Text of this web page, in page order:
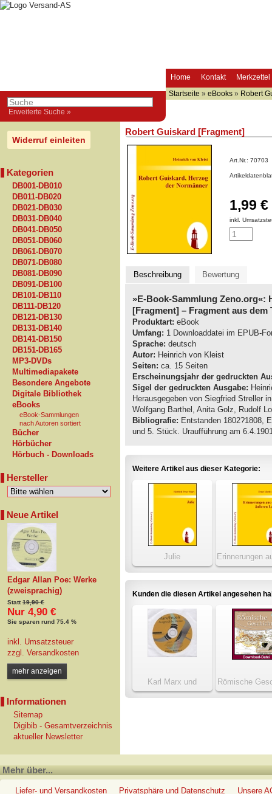
Home Kontakt Merkzettel
Erweiterte Suche »
Startseite » eBooks » Robert
Widerruf einleiten
Kategorien
DB001-DB010
DB011-DB020
DB021-DB030
DB031-DB040
DB041-DB050
DB051-DB060
DB061-DB070
DB071-DB080
DB081-DB090
DB091-DB100
DB101-DB110
DB111-DB120
DB121-DB130
DB131-DB140
DB141-DB150
DB151-DB165
MP3-DVDs
Multimediapakete
Besondere Angebote
Digitale Bibliothek
eBooks
eBook-Sammlungen
nach Autoren sortiert
Bücher
Hörbücher
Hörbuch - Downloads
Hersteller
Neue Artikel
Edgar Allan Poe: Werke
(zweisprachig)
Statt19,90 €
Nur 4,90 €
Sie sparen rund 75.4 %
inkl. Umsatzsteuer
zzgl. Versandkosten
mehr anzeigen
Informationen
Sitemap
Digibib - Gesamtverzeichnis
aktueller Newsletter
Robert Guiskard [Fragment]
Art.Nr.: 70703
1,99 €
inkl.
Beschreibung Bewertung
»E-Book-Sammlung Zeno.org«:
[Fragment] – Fragment aus dem
Produktart: eBook
Umfang: 1 Downloaddatei im EPUB-
Sprache: deutsch
Autor: Heinrich von Kleist
Seiten: ca. 15 Seiten
Erscheinungsjahr der gedruckten
Sigel der gedruckten Ausgabe:
Herausgegeben von Siegfried Streller
Wolfgang Barthel, Anita Golz, Rudolf
Bibliografie: Entstanden 1802?1808,
und 5. Stück. Uraufführung am
Weitere Artikel aus dieser Kategorie:
Julie
Erinnerungen
äußeren
Kunden die diesen Artikel angesehen
Karl Marx und
Friedrich Engels:
Römische
Mehr über...
Liefer- und Versandkosten Privatsphäre und Datenschutz Unsere